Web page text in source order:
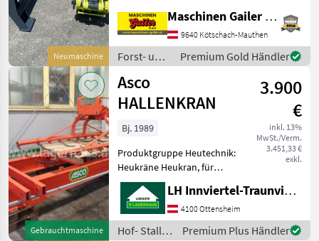
Neumaschine
professionellen Einsatz,
kompakte und robuste
Rückezange mit folgender
Ausstattung: * Lasco LA
1400HZ-Holzgr
Maschinen Gailer GmbH
9640 Kötschach-Mauthen
Forst- und
Holztechnik
/ Lasco
Premium Gold Händler
Gebrauchtmaschine
Asco
HALLENKRAN
3.900
€
inkl. 13%
MwSt./Verm.
3.451,33 €
exkl.
Bj. 1989
Produktgruppe Heutechnik:
Heukräne Heukran, für
Längs und Querfahrt
Rahmenbreite 1180 mm,
Rahmnelänge 6100 mm,
mit Schaltkasten , mit
Bedienungseinheit, mit
LH Innviertel-Traunviertel-Urfahr eGen, Ottensheim
4100 Ottensheim
Hof- Stall-
Premium Plus Händler